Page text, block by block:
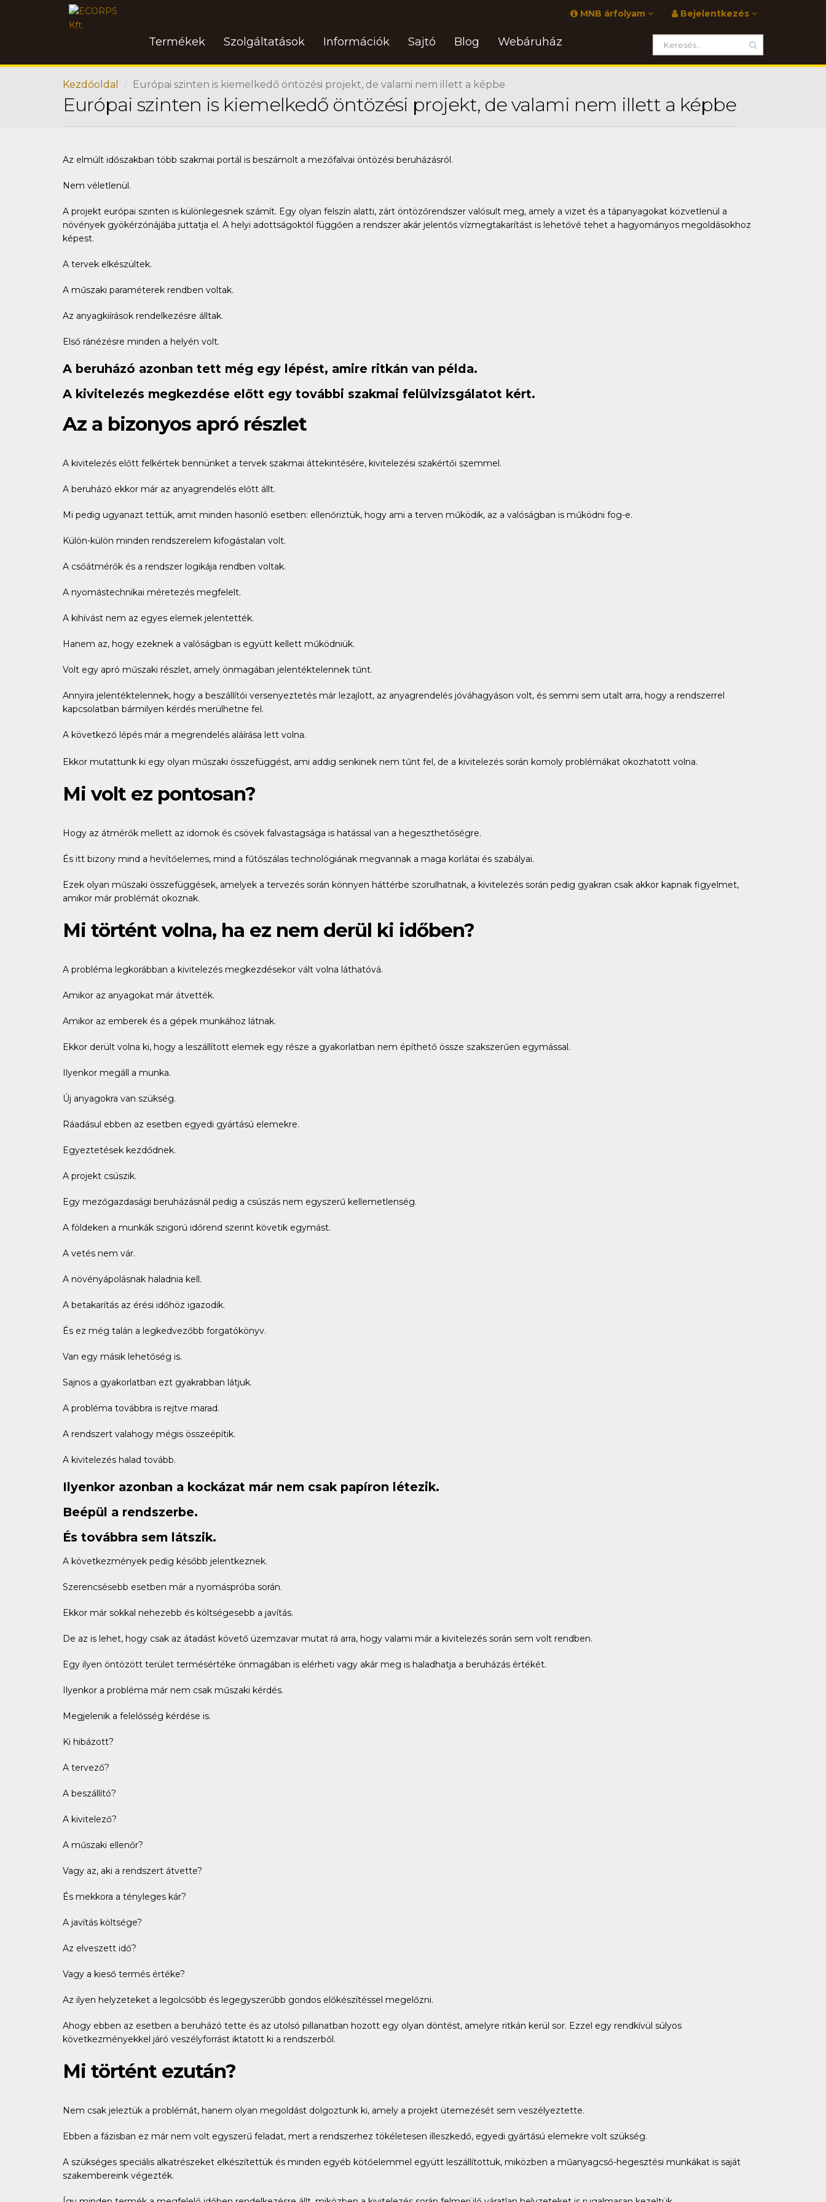
Bejelentkezés
MNB árfolyam
Termékek Szolgáltatások Információk Sajtó Blog Webáruház
Kezdőoldal Európai szinten is kiemelkedő öntözési projekt, de valami nem illett a képbe
Európai szinten is kiemelkedő öntözési projekt, de valami nem illett a képbe
Az elmúlt időszakban több szakmai portál is beszámolt a mezőfalvai öntözési beruházásról.
Nem véletlenül.
A projekt európai szinten is különlegesnek számít. Egy olyan felszín alatti, zárt öntözőrendszer valósult meg, amely a vizet és a tápanyagokat közvetlenül a
növények gyökérzónájába juttatja el. A helyi adottságoktól függően a rendszer akár jelentős vízmegtakarítást is lehetővé tehet a hagyományos megoldásokhoz
képest.
A tervek elkészültek.
A műszaki paraméterek rendben voltak.
Az anyagkiírások rendelkezésre álltak.
Első ránézésre minden a helyén volt.
A beruházó azonban tett még egy lépést, amire ritkán van példa.
A kivitelezés megkezdése előtt egy további szakmai felülvizsgálatot kért.
Az a bizonyos apró részlet
A kivitelezés előtt felkértek bennünket a tervek szakmai áttekintésére, kivitelezési szakértői szemmel.
A beruházó ekkor már az anyagrendelés előtt állt.
Mi pedig ugyanazt tettük, amit minden hasonló esetben: ellenőriztük, hogy ami a terven működik, az a valóságban is működni fog-e.
Külön-külön minden rendszerelem kifogástalan volt.
A csőátmérők és a rendszer logikája rendben voltak.
A nyomástechnikai méretezés megfelelt.
A kihívást nem az egyes elemek jelentették.
Hanem az, hogy ezeknek a valóságban is együtt kellett működniük.
Volt egy apró műszaki részlet, amely önmagában jelentéktelennek tűnt.
Annyira jelentéktelennek, hogy a beszállítói versenyeztetés már lezajlott, az anyagrendelés jóváhagyáson volt, és semmi sem utalt arra, hogy a rendszerrel
kapcsolatban bármilyen kérdés merülhetne fel.
A következő lépés már a megrendelés aláírása lett volna.
Ekkor mutattunk ki egy olyan műszaki összefüggést, ami addig senkinek nem tűnt fel, de a kivitelezés során komoly problémákat okozhatott volna.
Mi volt ez pontosan?
Hogy az átmérők mellett az idomok és csövek falvastagsága is hatással van a hegeszthetőségre.
És itt bizony mind a hevítőelemes, mind a fűtőszálas technológiának megvannak a maga korlátai és szabályai.
Ezek olyan műszaki összefüggések, amelyek a tervezés során könnyen háttérbe szorulhatnak, a kivitelezés során pedig gyakran csak akkor kapnak figyelmet,
amikor már problémát okoznak.
Mi történt volna, ha ez nem derül ki időben?
A probléma legkorábban a kivitelezés megkezdésekor vált volna láthatóvá.
Amikor az anyagokat már átvették.
Amikor az emberek és a gépek munkához látnak.
Ekkor derült volna ki, hogy a leszállított elemek egy része a gyakorlatban nem építhető össze szakszerűen egymással.
Ilyenkor megáll a munka.
Új anyagokra van szükség.
Ráadásul ebben az esetben egyedi gyártású elemekre.
Egyeztetések kezdődnek.
A projekt csúszik.
Egy mezőgazdasági beruházásnál pedig a csúszás nem egyszerű kellemetlenség.
A földeken a munkák szigorú időrend szerint követik egymást.
A vetés nem vár.
A növényápolásnak haladnia kell.
A betakarítás az érési időhöz igazodik.
És ez még talán a legkedvezőbb forgatókönyv.
Van egy másik lehetőség is.
Sajnos a gyakorlatban ezt gyakrabban látjuk.
A probléma továbbra is rejtve marad.
A rendszert valahogy mégis összeépítik.
A kivitelezés halad tovább.
Ilyenkor azonban a kockázat már nem csak papíron létezik.
Beépül a rendszerbe.
És továbbra sem látszik.
A következmények pedig később jelentkeznek.
Szerencsésebb esetben már a nyomáspróba során.
Ekkor már sokkal nehezebb és költségesebb a javítás.
De az is lehet, hogy csak az átadást követő üzemzavar mutat rá arra, hogy valami már a kivitelezés során sem volt rendben.
Egy ilyen öntözött terület termésértéke önmagában is elérheti vagy akár meg is haladhatja a beruházás értékét.
Ilyenkor a probléma már nem csak műszaki kérdés.
Megjelenik a felelősség kérdése is.
Ki hibázott?
A tervező?
A beszállító?
A kivitelező?
A műszaki ellenőr?
Vagy az, aki a rendszert átvette?
És mekkora a tényleges kár?
A javítás költsége?
Az elveszett idő?
Vagy a kieső termés értéke?
Az ilyen helyzeteket a legolcsóbb és legegyszerűbb gondos előkészítéssel megelőzni.
Ahogy ebben az esetben a beruházó tette és az utolsó pillanatban hozott egy olyan döntést, amelyre ritkán kerül sor. Ezzel egy rendkívül súlyos
következményekkel járó veszélyforrást iktatott ki a rendszerből.
Mi történt ezután?
Nem csak jeleztük a problémát, hanem olyan megoldást dolgoztunk ki, amely a projekt ütemezését sem veszélyeztette.
Ebben a fázisban ez már nem volt egyszerű feladat, mert a rendszerhez tökéletesen illeszkedő, egyedi gyártású elemekre volt szükség.
A szükséges speciális alkatrészeket elkészítettük és minden egyéb kötőelemmel együtt leszállítottuk, miközben a műanyagcső-hegesztési munkákat is saját
szakembereink végezték.